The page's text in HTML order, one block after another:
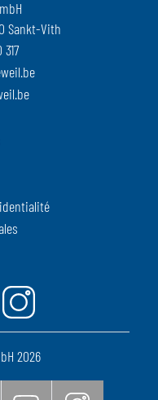
Sankt-Vith
Instagram
2026